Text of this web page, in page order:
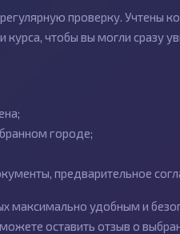
проверку. Учтены
чтобы вы могли сразу
городе;
предварительное
максимально удобным и
оставить отзыв о